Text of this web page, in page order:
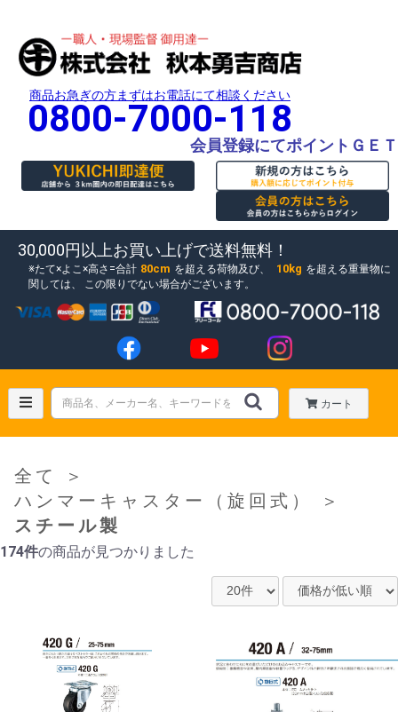
商品お急ぎの方まずはお電話にて相談ください
0800-7000-118
会員登録にてポイントＧＥＴ
30,000円以上お買い上げで送料無料！
たて×よこ×高さ=合計 80cm を超える荷物及び、 10kg を超える重量物に
関しては、
この限りでない場合がございます。
カート
全て
＞
ハンマーキャスター（旋回式）
＞
スチール製
174件の商品が見つかりました